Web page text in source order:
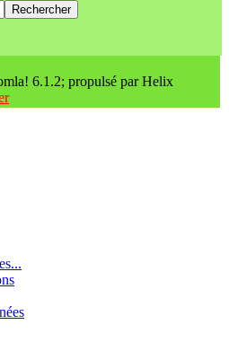
Rechercher
6.1.2; propulsé par Helix